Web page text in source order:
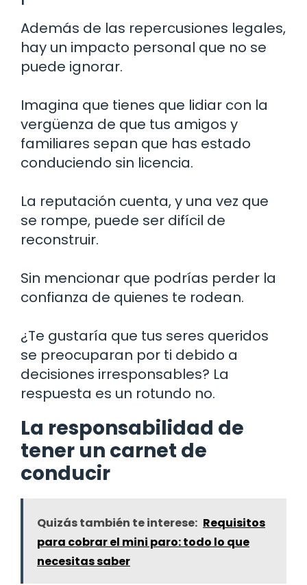
Además de las repercusiones legales,
hay un impacto personal que no se
puede ignorar.
Imagina que tienes que lidiar con la
vergüenza de que tus amigos y
familiares sepan que has estado
conduciendo sin licencia.
La reputación cuenta, y una vez que
se rompe, puede ser difícil de
reconstruir.
Sin mencionar que podrías perder la
confianza de quienes te rodean.
¿Te gustaría que tus seres queridos
se preocuparan por ti debido a
decisiones irresponsables? La
respuesta es un rotundo no.
La responsabilidad de
tener un carnet de
conducir
Quizás también te interese: Requisitos
para cobrar el mini paro: todo lo que
necesitas saber